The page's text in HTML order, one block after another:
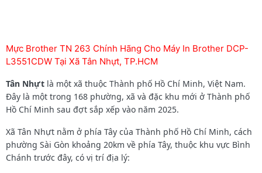
Mực Brother TN 263 Chính Hãng Cho Máy In Brother DCP-
L3551CDW Tại Xã Tân Nhựt, TP.HCM
Tân Nhựt là một xã thuộc Thành phố Hồ Chí Minh, Việt Nam.
Đây là một trong 168 phường, xã và đặc khu mới ở Thành phố
Hồ Chí Minh sau đợt sắp xếp vào năm 2025.
Xã Tân Nhựt nằm ở phía Tây của Thành phố Hồ Chí Minh, cách
phường Sài Gòn khoảng 20km về phía Tây, thuộc khu vực Bình
Chánh trước đây, có vị trí địa lý: